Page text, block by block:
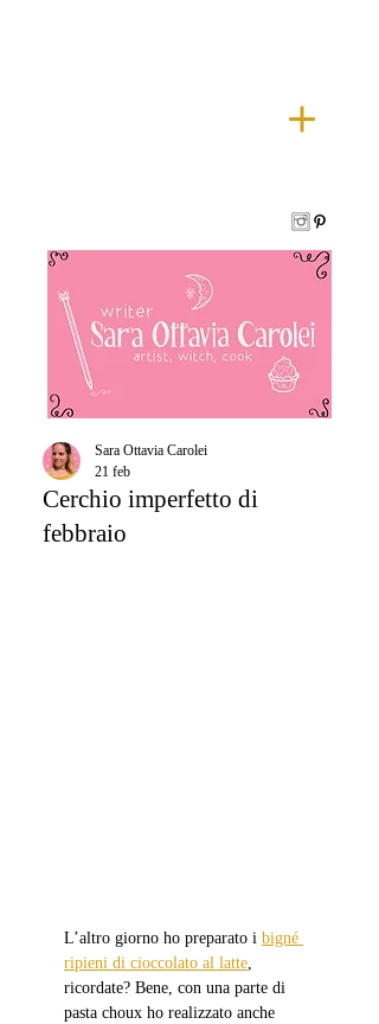
Cerchio imperfetto di
febbraio
Sara Ottavia Carolei
21 feb
L’altro giorno ho preparato i bigné
ripieni di cioccolato al latte,
ricordate? Bene, con una parte di
pasta choux ho realizzato anche